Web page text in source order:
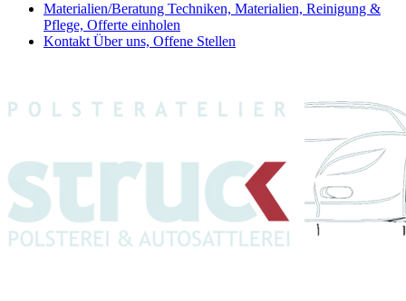
Materialien/Beratung Techniken, Materialien, Reinigung &
Pflege, Offerte einholen
KontaktÜber uns, Offene Stellen